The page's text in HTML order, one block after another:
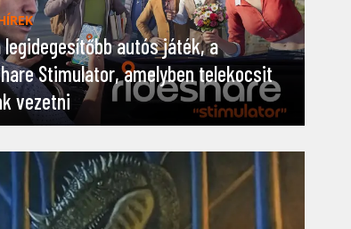
legidegesítőbb autós játék, a
Stimulator, amelyben telekocsit
vezetni